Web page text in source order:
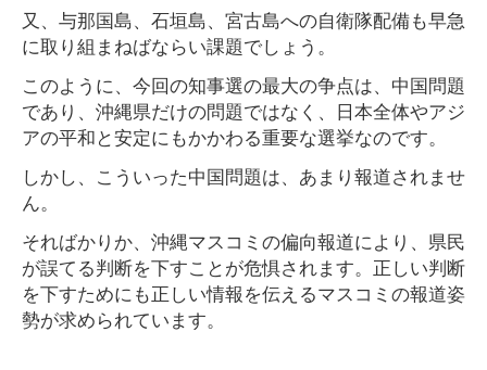
又、与那国島、石垣島、宮古島への自衛隊配備も早急
に取り組まねばならい課題でしょう。
このように、今回の知事選の最大の争点は、中国問題
であり、沖縄県だけの問題ではなく、日本全体やアジ
アの平和と安定にもかかわる重要な選挙なのです。
しかし、こういった中国問題は、あまり報道されませ
ん。
そればかりか、沖縄マスコミの偏向報道により、県民
が誤てる判断を下すことが危惧されます。正しい判断
を下すためにも正しい情報を伝えるマスコミの報道姿
勢が求められています。